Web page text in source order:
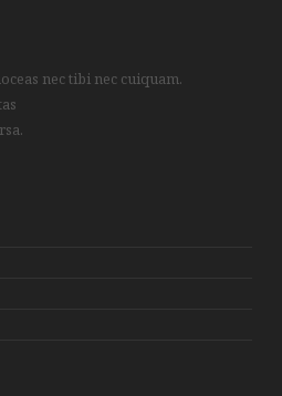
nec tibi nec cuiquam.